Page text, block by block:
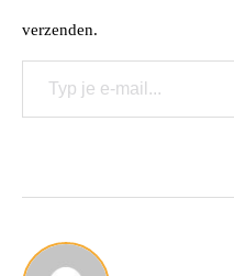
verzenden.
Typ je e-mail...